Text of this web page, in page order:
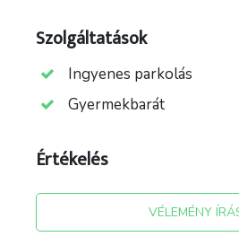
Filozófiánk: Arra
étkezési kultúra
szélesebb körben
gaszrtokultúrális
tradíció és kreativitás
kihívásai hívtak életre.
Mottónk: "Tanyánktól az
Szolgáltatások
Ingyenes parkolás
Gyermekbarát
Értékelés
VÉLEMÉNY